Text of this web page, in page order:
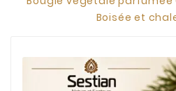
Boisée et